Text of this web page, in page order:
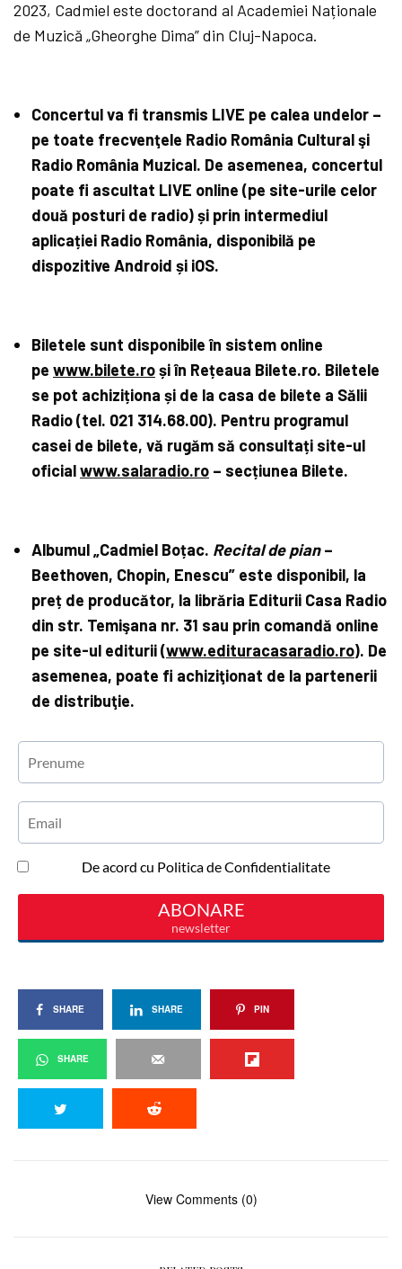
2023, Cadmiel este doctorand al Academiei Naționale
de Muzică „Gheorghe Dima” din Cluj-Napoca.
Concertul va fi transmis LIVE pe calea undelor –
pe toate frecvenţele Radio România Cultural şi
Radio România Muzical. De asemenea, concertul
poate fi ascultat LIVE online (pe site-urile celor
două posturi de radio) și prin intermediul
aplicației Radio România, disponibilă pe
dispozitive Android și iOS.
Biletele sunt disponibile în sistem online
pe www.bilete.roși în Rețeaua Bilete.ro. Biletele
se pot achiziționa și de la casa de bilete a Sălii
Radio (tel. 021 314.68.00). Pentru programul
casei de bilete, vă rugăm să consultați site-ul
oficialwww.salaradio.ro – secțiunea Bilete.
Albumul„Cadmiel Boțac. Recital de pian–
Beethoven, Chopin, Enescu” este disponibil, la
preț de producător, la librăria Editurii Casa Radio
din str. Temişana nr. 31 sau prin comandă online
pe site-ul editurii (www.edituracasaradio.ro). De
asemenea, poate fi achiziţionat de la partenerii
de distribuţie.
SHARE SHARE PIN
SHARE
View Comments (0)